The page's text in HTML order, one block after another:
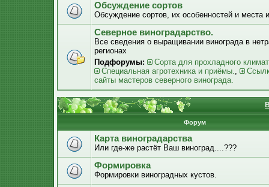
Обсуждение сортов
Обсуждение сортов, их особенностей и места
Северное виноградарство.
Все сведения о выращивании винограда в
регионах
Подфорумы:
Сорта для прохладного
Специальная агротехника и приёмы.,
сайты мастеров северного винограда.
Форум
Карта виноградарства
Или где-же растёт Ваш виноград....???
Формировка
Формировки виноградных кустов.